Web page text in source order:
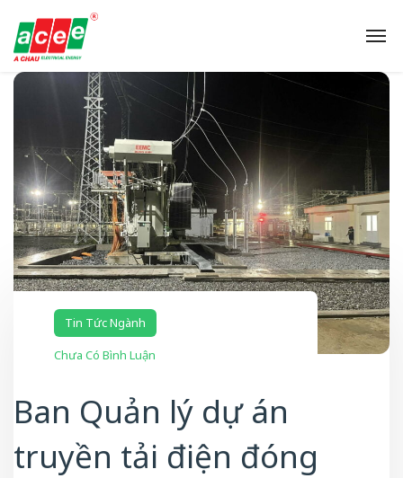
Tin Tức Ngành
Chưa Có Bình Luận
Ban Quản lý dự án
truyền tải điện đóng